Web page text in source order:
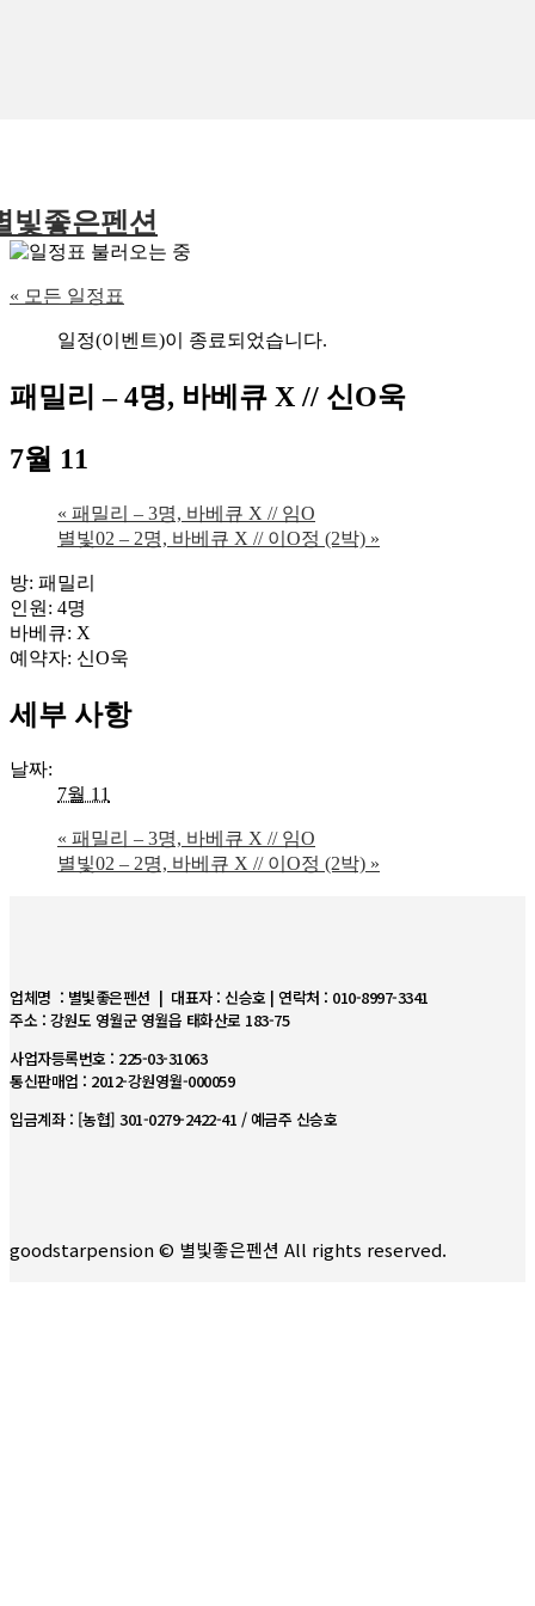
빛좋은펜션
« 모든 일정표
일정(이벤트)이 종료되었습니다.
패밀리 – 4명, 바베큐 X // 신O욱
7월 11
« 패밀리 – 3명, 바베큐 X // 임O
별빛02 – 2명, 바베큐 X // 이O정 (2박) »
방: 패밀리
인원: 4명
바베큐: X
예약자: 신O욱
세부 사항
날짜:
7월 11
« 패밀리 – 3명, 바베큐 X // 임O
별빛02 – 2명, 바베큐 X // 이O정 (2박) »
업체명 : 별빛좋은펜션 | 대표자 : 신승호 | 연락처 : 010-8997-3341
주소 : 강원도 영월군 영월읍 태화산로 183-75
사업자등록번호 : 225-03-31063
통신판매업 : 2012-강원영월-000059
입금계좌 : [농협] 301-0279-2422-41 / 예금주 신승호
goodstarpension © 별빛좋은펜션 All rights reserved.